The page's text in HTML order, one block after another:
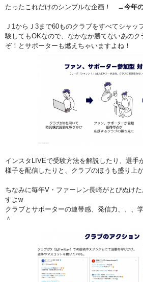
たったこれだけのシンプルな企画！ →今年
Ｊ1からＪ3まで60ものクラブをすべてシャッ
験してもOKなので、なかなか勝てないあの
ぞ！とサポーターも燃えちゃいますよね！
インスタLIVEで受験方法を解説したり、選手
様子を配信したりと、クラブのほうも盛り上
ちなみに毎年V・ファーレン長崎がとびぬけ
すよw
クラブとサポーターの連帯感、発信力、、、
＾